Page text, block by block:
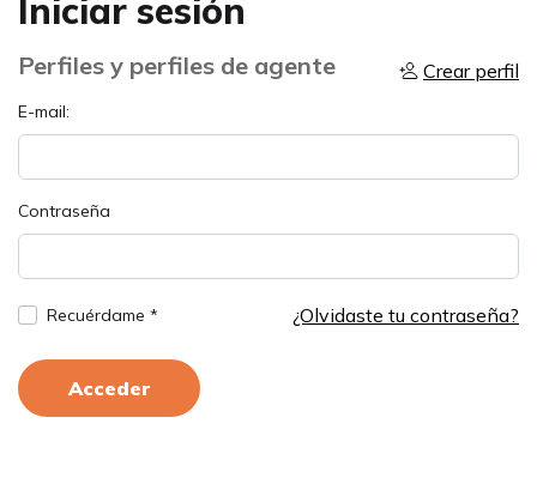
Iniciar sesión
Perfiles y perfiles de agente Crear perfil
E-mail:
Contraseña
Recuérdame * ¿Olvidaste tu contraseña?
Acceder